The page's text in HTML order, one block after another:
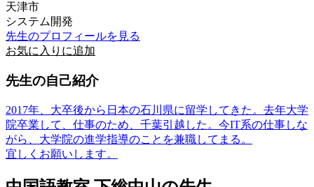
天津市
システム開発
先生のプロフィールを見る
お気に入りに追加
先生の自己紹介
2017年、大卒後から日本の石川県に留学してきた。去年大学
院卒業して、仕事のため、千葉引越した。今IT系の仕事しな
がら、大学院の進学指導のことを兼職してまる。
宜しくお願いします。